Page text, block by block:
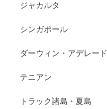
ジャカルタ
シンガポール
ダーウィン・アデレード
テニアン
トラック諸島・夏島